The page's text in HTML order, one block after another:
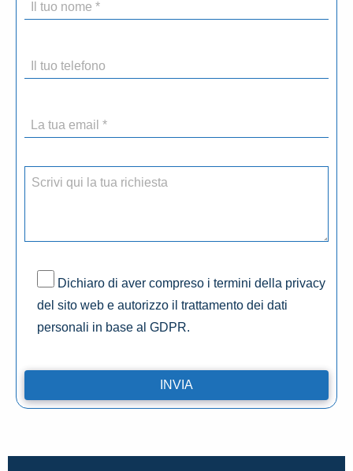
Dichiaro di aver compreso i termini della privacy
del sito web e autorizzo il trattamento dei dati
personali in base al GDPR.